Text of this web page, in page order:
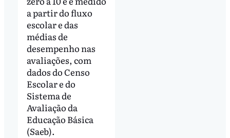
a partir do fluxo
escolar e das
médias de
desempenho nas
avaliações, com
dados do Censo
Escolar e do
Sistema de
Avaliação da
Educação Básica
(Saeb).